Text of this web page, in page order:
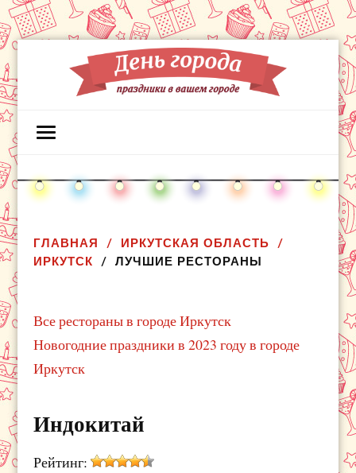
ГЛАВНАЯ
ИРКУТСКАЯ ОБЛАСТЬ
ИРКУТСК
ЛУЧШИЕ РЕСТОРАНЫ
Все рестораны в городе Иркутск
Новогодние праздники в 2023 году в городе
Иркутск
Индокитай
Рейтинг: